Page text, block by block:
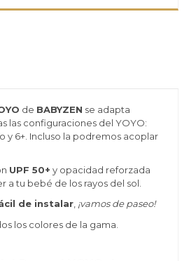
de BABYZEN se adapta
las configuraciones del YOYO:
y 6+. Incluso la podremos acoplar
UPF 50+ y opacidad reforzada
a tu bebé de los rayos del sol.
de instalar, ¡vamos de paseo!
los colores de la gama.